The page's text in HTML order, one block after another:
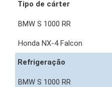
Tipo de cárter
Refrigeração